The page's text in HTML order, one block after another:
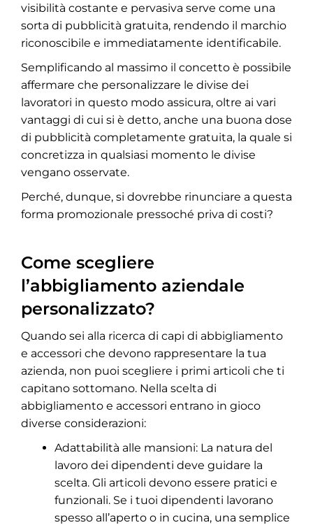
visibilità costante e pervasiva serve come una
sorta di pubblicità gratuita, rendendo il marchio
riconoscibile e immediatamente identificabile.
Semplificando al massimo il concetto è possibile
affermare che personalizzare le divise dei
lavoratori in questo modo assicura, oltre ai vari
vantaggi di cui si è detto, anche una buona dose
di pubblicità completamente gratuita, la quale si
concretizza in qualsiasi momento le divise
vengano osservate.
Perché, dunque, si dovrebbe rinunciare a questa
forma promozionale pressoché priva di costi?
Come scegliere
l’abbigliamento aziendale
personalizzato?
Quando sei alla ricerca di capi di abbigliamento
e accessori che devono rappresentare la tua
azienda, non puoi scegliere i primi articoli che ti
capitano sottomano. Nella scelta di
abbigliamento e accessori entrano in gioco
diverse considerazioni:
Adattabilità alle mansioni: La natura del
lavoro dei dipendenti deve guidare la
scelta. Gli articoli devono essere pratici e
funzionali. Se i tuoi dipendenti lavorano
spesso all’aperto o in cucina, una semplice